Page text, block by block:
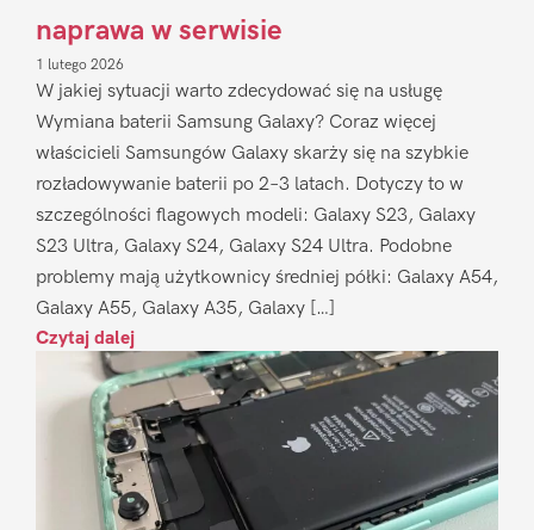
naprawa w serwisie
1 lutego 2026
W jakiej sytuacji warto zdecydować się na usługę
Wymiana baterii Samsung Galaxy? Coraz więcej
właścicieli Samsungów Galaxy skarży się na szybkie
rozładowywanie baterii po 2–3 latach. Dotyczy to w
szczególności flagowych modeli: Galaxy S23, Galaxy
S23 Ultra, Galaxy S24, Galaxy S24 Ultra. Podobne
problemy mają użytkownicy średniej półki: Galaxy A54,
Galaxy A55, Galaxy A35, Galaxy […]
Czytaj dalej